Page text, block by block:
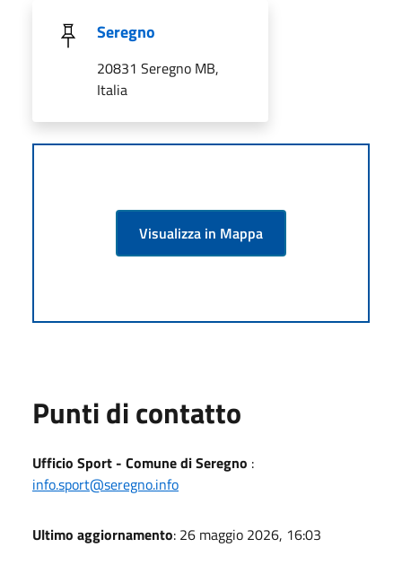
Seregno
20831 Seregno MB,
Italia
Visualizza in Mappa
Punti di contatto
Ufficio Sport - Comune di Seregno :
info.sport@seregno.info
Ultimo aggiornamento: 26 maggio 2026, 16:03